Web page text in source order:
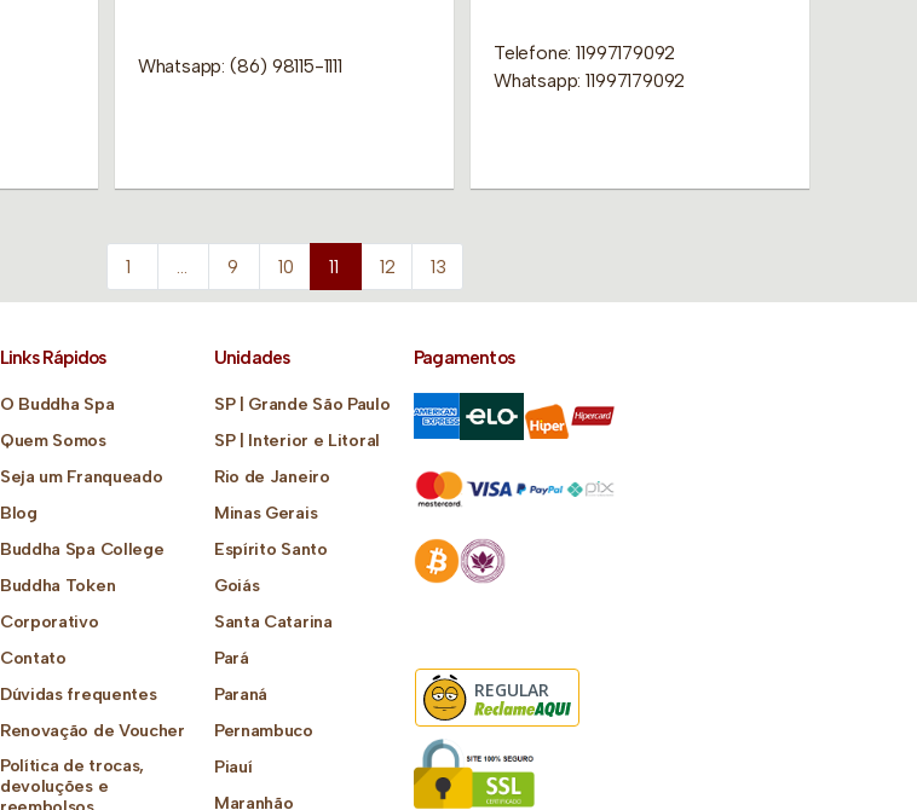
Whatsapp: (86) 98115-1111
Telefone: 11997179092
Whatsapp: 11997179092
1 9 10 11 12 13
Links Rápidos
O Buddha Spa
Quem Somos
Seja um Franqueado
Blog
Buddha Spa College
Buddha Token
Corporativo
Contato
Dúvidas frequentes
Renovação de Voucher
Política de trocas,
devoluções e
Unidades
SP | Grande São Paulo
SP | Interior e Litoral
Rio de Janeiro
Minas Gerais
Espírito Santo
Goiás
Santa Catarina
Pará
Paraná
Pernambuco
Piauí
Maranhão
Pagamentos
REGULAR